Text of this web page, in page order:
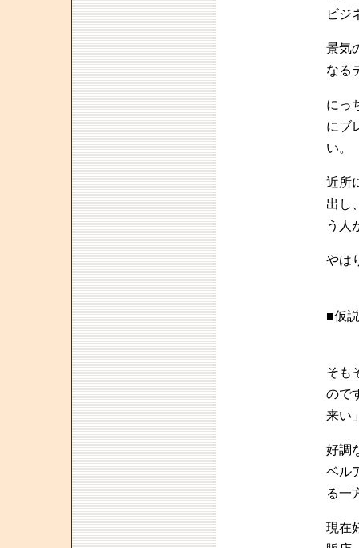
ビジ
景気
なる
にっ
にブ
い。
近所
出し
う人
やは
■仮
そも
ので
来い
好調
ベル
る一
現在